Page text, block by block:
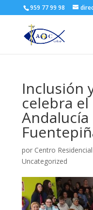
959 77 99 98
Inclusión
celebra el
Andalucía
por Centro
Uncategorized